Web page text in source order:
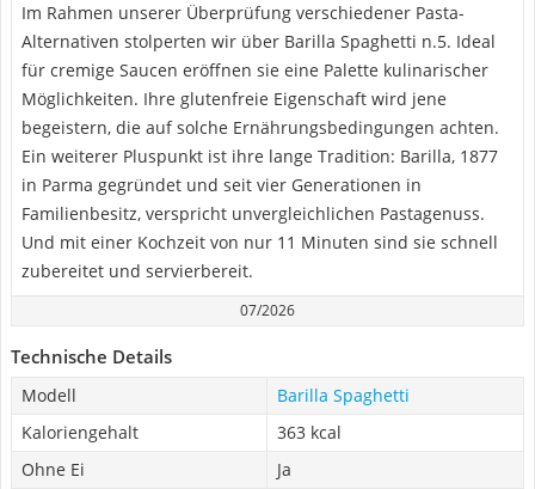
Im Rahmen unserer Überprüfung verschiedener Pasta-
Alternativen stolperten wir über Barilla Spaghetti n.5. Ideal
für cremige Saucen eröffnen sie eine Palette kulinarischer
Möglichkeiten. Ihre glutenfreie Eigenschaft wird jene
begeistern, die auf solche Ernährungsbedingungen achten.
Ein weiterer Pluspunkt ist ihre lange Tradition: Barilla, 1877
in Parma gegründet und seit vier Generationen in
Familienbesitz, verspricht unvergleichlichen Pastagenuss.
Und mit einer Kochzeit von nur 11 Minuten sind sie schnell
zubereitet und servierbereit.
07/2026
Technische Details
Modell
Barilla Spaghetti
Kaloriengehalt
363 kcal
Ohne Ei
Ja